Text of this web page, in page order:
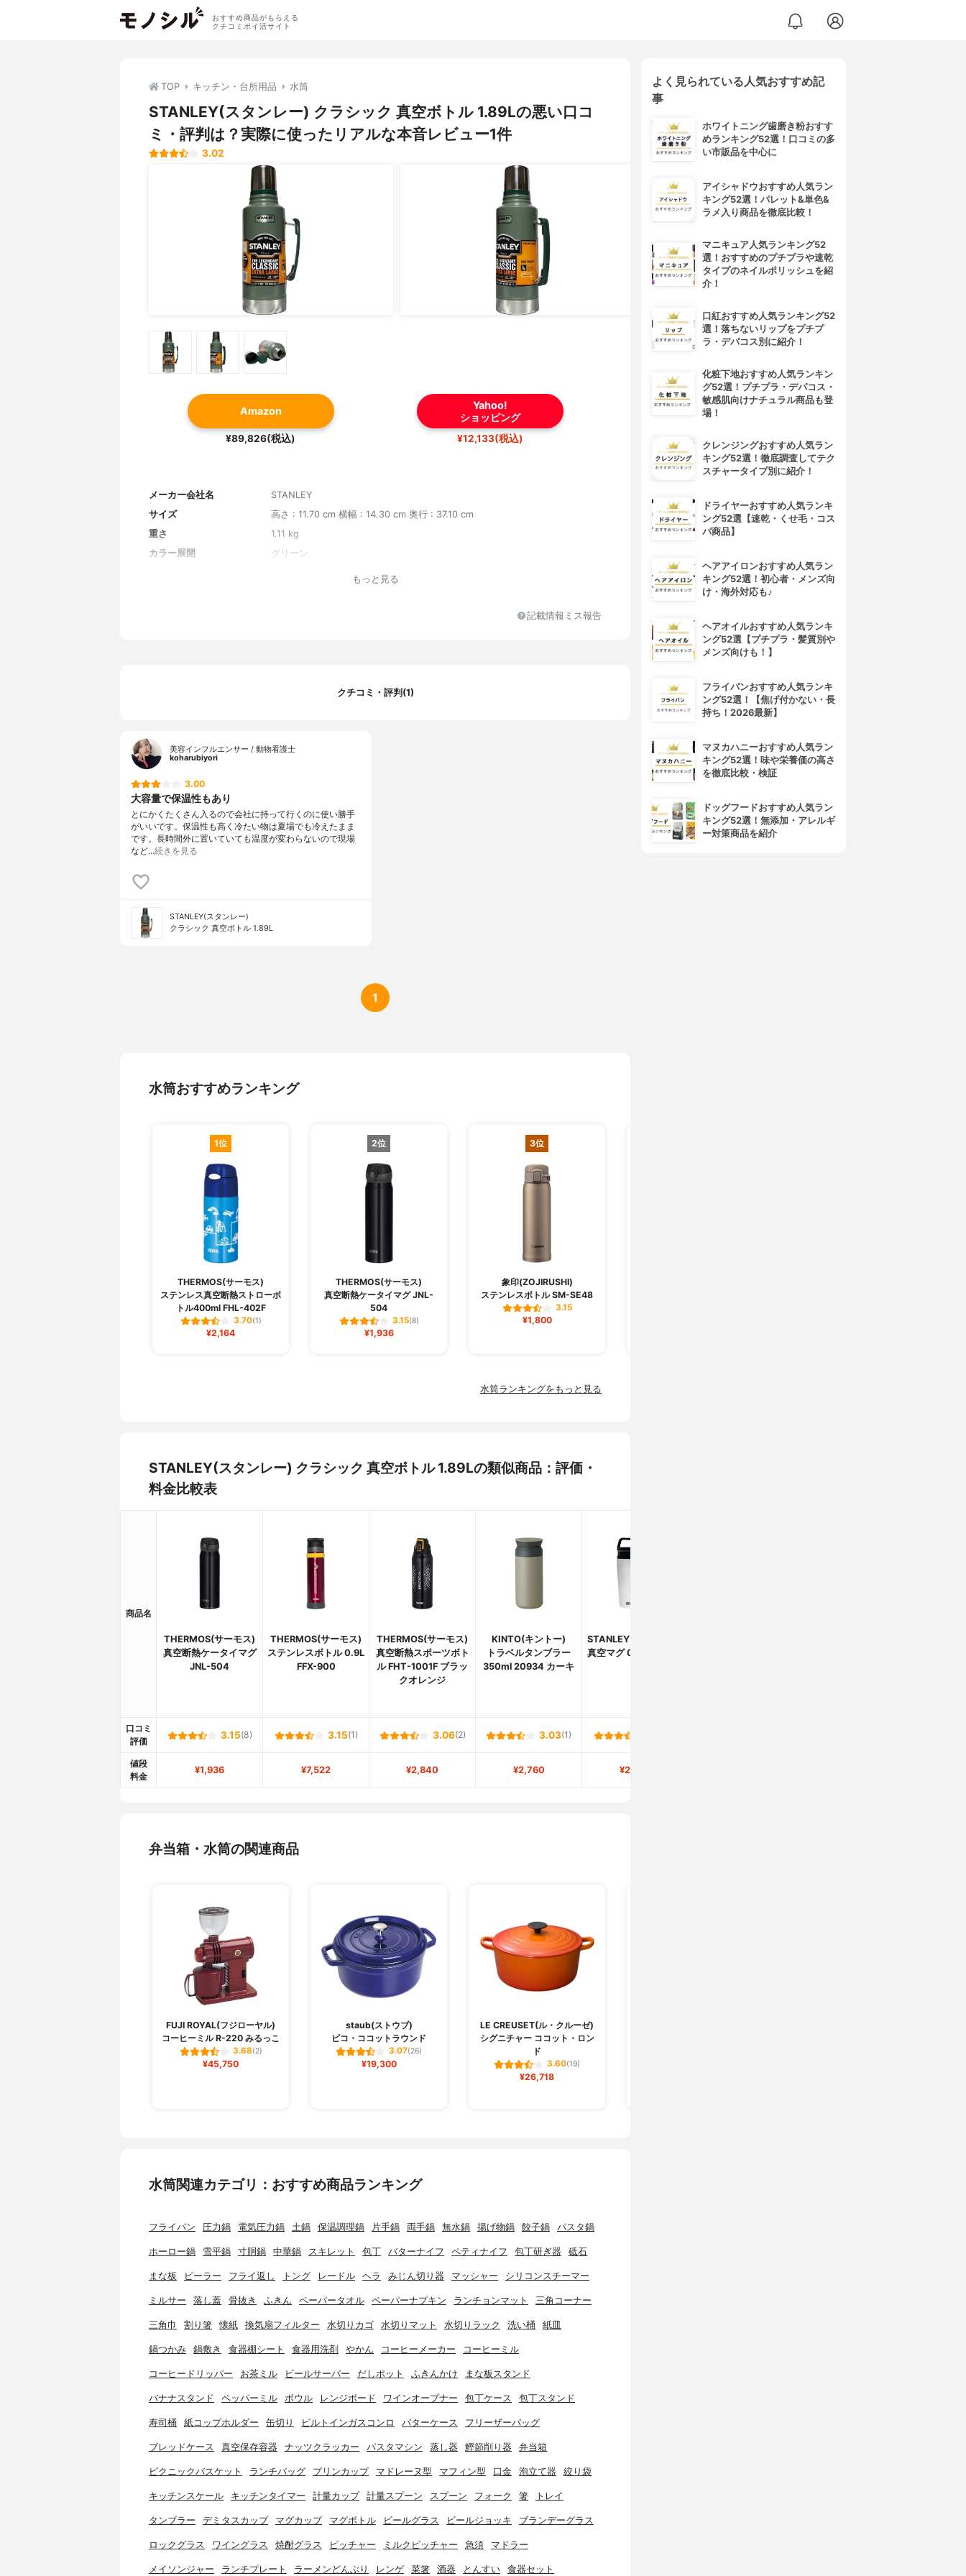
おすすめ商品がもらえる
クチコミポイ活サイト
TOP キッチン・台所用品 水筒
STANLEY(スタンレー) クラシック 真空ボトル 1.89Lの悪い口コ
ミ・評判は？実際に使ったリアルな本音レビュー1件
3.02
Amazon
¥89,826(税込)
Yahoo!
ショッピング
¥12,133(税込)
メーカー会社名
STANLEY
サイズ
高さ : 11.70 cm 横幅 : 14.30 cm 奥行 : 37.10 cm
重さ
1.11 kg
カラー展開
グリーン
もっと見る
記載情報ミス報告
クチコミ・評判(1)
美容インフルエンサー / 動物看護士
koharubiyori
3.00
大容量で保温性もあり
とにかくたくさん入るので会社に持って行くのに使い勝手
がいいです。保温性も高く冷たい物は夏場でも冷えたまま
です。長時間外に置いていても温度が変わらないので現場
など…続きを見る
STANLEY(スタンレー)
クラシック 真空ボトル 1.89L
1
水筒おすすめランキング
1位
THERMOS(サーモス)
ステンレス真空断熱ストローボ
トル400ml FHL-402F
3.70(1)
¥2,164
2位
THERMOS(サーモス)
真空断熱ケータイマグ JNL-
504
3.15(8)
¥1,936
3位
象印(ZOJIRUSHI)
ステンレスボトル SM-SE48
3.15
¥1,800
水筒ランキングをもっと見る
STANLEY(スタンレー) クラシック 真空ボトル 1.89Lの類似商品：評価・
料金比較表
商品名
THERMOS(サーモス)
真空断熱ケータイマグ
JNL-504
THERMOS(サーモス)
ステンレスボトル 0.9L
FFX-900
THERMOS(サーモス)
真空断熱スポーツボト
ル FHT-1001F ブラッ
クオレンジ
KINTO(キントー)
トラベルタンブラー
350ml 20934 カーキ
STANLEY(スタンレー)
真空マグ 0.23L シルバ
口コミ
評価
3.15(8) 3.15(1) 3.06(2) 3.03(1)
値段
料金
¥1,936 ¥7,522 ¥2,840 ¥2,760 ¥2,750
弁当箱・水筒の関連商品
FUJI ROYAL(フジローヤル)
コーヒーミル R-220 みるっこ
3.68(2)
¥45,750
staub(ストウブ)
ピコ・ココットラウンド
3.07(26)
¥19,300
LE CREUSET(ル・クルーゼ)
シグニチャー ココット・ロン
ド
3.60(19)
¥26,718
水筒関連カテゴリ：おすすめ商品ランキング
フライパン 圧力鍋 電気圧力鍋 土鍋 保温調理鍋 片手鍋 両手鍋 無水鍋 揚げ物鍋 餃子鍋 パスタ鍋
ホーロー鍋 雪平鍋 寸胴鍋 中華鍋 スキレット 包丁 バターナイフ ペティナイフ 包丁研ぎ器 砥石
まな板 ピーラー フライ返し トング レードル ヘラ みじん切り器 マッシャー シリコンスチーマー
ミルサー 落し蓋 骨抜き ふきん ペーパータオル ペーパーナプキン ランチョンマット 三角コーナー
三角巾 割り箸 懐紙 換気扇フィルター 水切りカゴ 水切りマット 水切りラック 洗い桶 紙皿
鍋つかみ 鍋敷き 食器棚シート 食器用洗剤 やかん コーヒーメーカー コーヒーミル
コーヒードリッパー お茶ミル ビールサーバー だしポット ふきんかけ まな板スタンド
バナナスタンド ペッパーミル ボウル レンジボード ワインオープナー 包丁ケース 包丁スタンド
寿司桶 紙コップホルダー 缶切り ビルトインガスコンロ バターケース フリーザーバッグ
ブレッドケース 真空保存容器 ナッツクラッカー パスタマシン 蒸し器 鰹節削り器 弁当箱
ピクニックバスケット ランチバッグ プリンカップ マドレーヌ型 マフィン型 口金 泡立て器 絞り袋
キッチンスケール キッチンタイマー 計量カップ 計量スプーン スプーン フォーク 箸 トレイ
タンブラー デミタスカップ マグカップ マグボトル ビールグラス ビールジョッキ ブランデーグラス
ロックグラス ワイングラス 焼酎グラス ピッチャー ミルクピッチャー 急須 マドラー
メイソンジャー ランチプレート ラーメンどんぶり レンゲ 菜箸 酒器 とんすい 食器セット
よく見られている人気おすすめ記
事
ホワイトニング歯磨き粉おすす
めランキング52選！口コミの多
い市販品を中心に
アイシャドウおすすめ人気ラン
キング52選！パレット&単色&
ラメ入り商品を徹底比較！
マニキュア人気ランキング52
選！おすすめのプチプラや速乾
タイプのネイルポリッシュを紹
介！
口紅おすすめ人気ランキング52
選！落ちないリップをプチプ
ラ・デパコス別に紹介！
化粧下地おすすめ人気ランキン
グ52選！プチプラ・デパコス・
敏感肌向けナチュラル商品も登
場！
クレンジングおすすめ人気ラン
キング52選！徹底調査してテク
スチャータイプ別に紹介！
ドライヤーおすすめ人気ランキ
ング52選【速乾・くせ毛・コス
パ商品】
ヘアアイロンおすすめ人気ラン
キング52選！初心者・メンズ向
け・海外対応も♪
ヘアオイルおすすめ人気ランキ
ング52選【プチプラ・髪質別や
メンズ向けも！】
フライパンおすすめ人気ランキ
ング52選！【焦げ付かない・長
持ち！2026最新】
マヌカハニーおすすめ人気ラン
キング52選！味や栄養価の高さ
を徹底比較・検証
ドッグフードおすすめ人気ラン
キング52選！無添加・アレルギ
ー対策商品を紹介